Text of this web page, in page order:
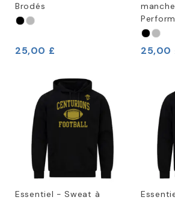
Brodés
25,00 £ 25,00
Essentiel - Sweat à